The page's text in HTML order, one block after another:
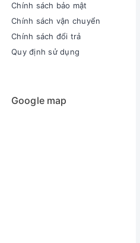
Chính sách bảo mật
Chính sách vận chuyển
Chính sách đổi trả
Quy định sử dụng
Google map